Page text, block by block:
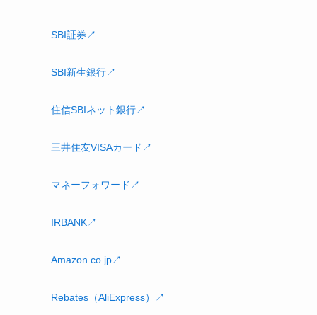
SBI証券↗
SBI新生銀行↗
住信SBIネット銀行↗
三井住友VISAカード↗
マネーフォワード↗
IRBANK↗
Amazon.co.jp↗
Rebates（AliExpress）↗